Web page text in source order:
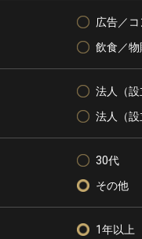
広告／
飲食／
法人（設
法人（設
30代
その他
1年以上